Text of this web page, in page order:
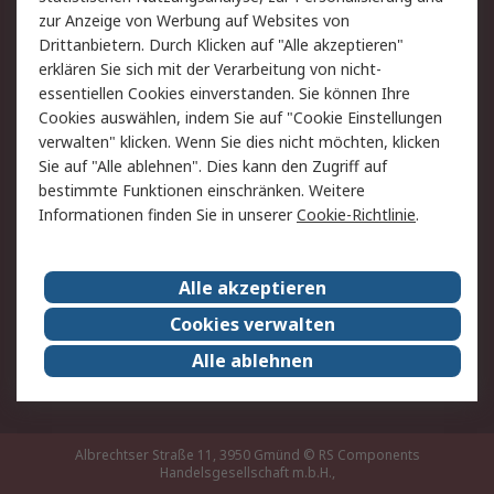
Hilfe
Rechtliches
RS Verkaufs- und
Lieferbedingungen
Datenschutz
Cookie-Richtlinie
Zahlungsbedingungen
Impressum
Webseite Konditionen
RS weltweit
Karriere bei RS
Nachhaltigkeit
Qualität/Zertifikate
Presse-Center
Event-Center
Albrechtser Straße 11, 3950 Gmünd © RS Components
Handelsgesellschaft m.b.H.,
zur Anzeige von Werbung auf Websites von
Drittanbietern. Durch Klicken auf "Alle akzeptieren"
erklären Sie sich mit der Verarbeitung von nicht-
essentiellen Cookies einverstanden. Sie können Ihre
Cookies auswählen, indem Sie auf "Cookie Einstellungen
verwalten" klicken. Wenn Sie dies nicht möchten, klicken
Sie auf "Alle ablehnen". Dies kann den Zugriff auf
bestimmte Funktionen einschränken. Weitere
Informationen finden Sie in unsererCookie-Richtlinie.
Alle akzeptieren
Cookies verwalten
Alle ablehnen